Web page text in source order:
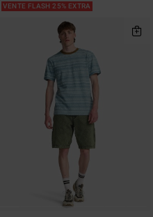
VENTE FLASH 25% EXTRA